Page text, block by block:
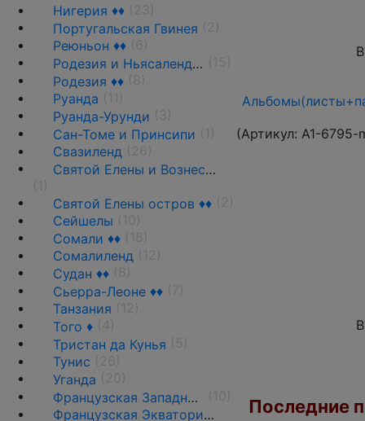
Нигерия ♦♦
Португальская Гвинея
Реюньон ♦♦
Родезия и Ньясаленд ♦♦
Родезия ♦♦
Руанда
Руанда-Урунди
Сан-Томе и Принсипи
Свазиленд
Святой Елены и Вознесения о-ва ♦♦
Святой Елены остров ♦♦
Сейшелы
Сомали ♦♦
Сомалиленд
Судан ♦♦
Сьерра-Леоне ♦♦
Танзания
Того ♦
Тристан да Кунья
Тунис
Уганда
Французская Западная Африка ♦♦
Французская Экваториальная Африка ♦♦
(Артикул: A1-6795-
Последние